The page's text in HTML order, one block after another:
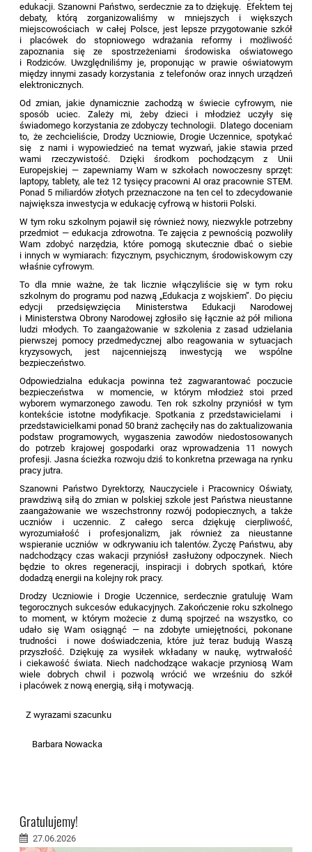
edukacji. Szanowni Państwo, serdecznie za to dziękuję. Efektem tej
debaty, którą zorganizowaliśmy w mniejszych i większych
miejscowościach w całej Polsce, jest lepsze przygotowanie szkół
i placówek do stopniowego wdrażania reformy i możliwość
zapoznania się ze spostrzeżeniami środowiska oświatowego
i Rodziców. Uwzględniliśmy je, proponując w prawie oświatowym
między innymi zasady korzystania z telefonów oraz innych urządzeń
elektronicznych.
Od zmian, jakie dynamicznie zachodzą w świecie cyfrowym, nie
sposób uciec. Zależy mi, żeby dzieci i młodzież uczyły się
świadomego korzystania ze zdobyczy technologii. Dlatego doceniam
to, że zechcieliście, Drodzy Uczniowie, Drogie Uczennice, spotykać
się z nami i wypowiedzieć na temat wyzwań, jakie stawia przed
wami rzeczywistość. Dzięki środkom pochodzącym z Unii
Europejskiej — zapewniamy Wam w szkołach nowoczesny sprzęt:
laptopy, tablety, ale też 12 tysięcy pracowni AI oraz pracownie STEM.
Ponad 5 miliardów złotych przeznaczone na ten cel to zdecydowanie
największa inwestycja w edukację cyfrową w historii Polski.
W tym roku szkolnym pojawił się również nowy, niezwykle potrzebny
przedmiot — edukacja zdrowotna. Te zajęcia z pewnością pozwoliły
Wam zdobyć narzędzia, które pomogą skutecznie dbać o siebie
i innych w wymiarach: fizycznym, psychicznym, środowiskowym czy
właśnie cyfrowym.
To dla mnie ważne, że tak licznie włączyliście się w tym roku
szkolnym do programu pod nazwą „Edukacja z wojskiem”. Do pięciu
edycji przedsięwzięcia Ministerstwa Edukacji Narodowej
i Ministerstwa Obrony Narodowej zgłosiło się łącznie aż pół miliona
ludzi młodych. To zaangażowanie w szkolenia z zasad udzielania
pierwszej pomocy przedmedycznej albo reagowania w sytuacjach
kryzysowych, jest najcenniejszą inwestycją we wspólne
bezpieczeństwo.
Odpowiedzialna edukacja powinna też zagwarantować poczucie
bezpieczeństwa w momencie, w którym młodzież stoi przed
wyborem wymarzonego zawodu. Ten rok szkolny przyniósł w tym
kontekście istotne modyfikacje. Spotkania z przedstawicielami i
przedstawicielkami ponad 50 branż zachęciły nas do zaktualizowania
podstaw programowych, wygaszenia zawodów niedostosowanych
do potrzeb krajowej gospodarki oraz wprowadzenia 11 nowych
profesji. Jasna ścieżka rozwoju dziś to konkretna przewaga na rynku
pracy jutra.
Szanowni Państwo Dyrektorzy, Nauczyciele i Pracownicy Oświaty,
prawdziwą siłą do zmian w polskiej szkole jest Państwa nieustanne
zaangażowanie we wszechstronny rozwój podopiecznych, a także
uczniów i uczennic. Z całego serca dziękuję cierpliwość,
wyrozumiałość i profesjonalizm, jak również za nieustanne
wspieranie uczniów w odkrywaniu ich talentów. Życzę Państwu, aby
nadchodzący czas wakacji przyniósł zasłużony odpoczynek. Niech
będzie to okres regeneracji, inspiracji i dobrych spotkań, które
dodadzą energii na kolejny rok pracy.
Drodzy Uczniowie i Drogie Uczennice, serdecznie gratuluję Wam
tegorocznych sukcesów edukacyjnych. Zakończenie roku szkolnego
to moment, w którym możecie z dumą spojrzeć na wszystko, co
udało się Wam osiągnąć — na zdobyte umiejętności, pokonane
trudności i nowe doświadczenia, które już teraz budują Waszą
przyszłość. Dziękuję za wysiłek wkładany w naukę, wytrwałość
i ciekawość świata. Niech nadchodzące wakacje przyniosą Wam
wiele dobrych chwil i pozwolą wrócić we wrześniu do szkół
i placówek z nową energią, siłą i motywacją.
Z wyrazami szacunku
Barbara Nowacka
Gratulujemy!
27.06.2026